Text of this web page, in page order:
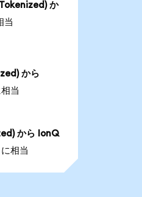
か
当
から
当
から IonQ
相当